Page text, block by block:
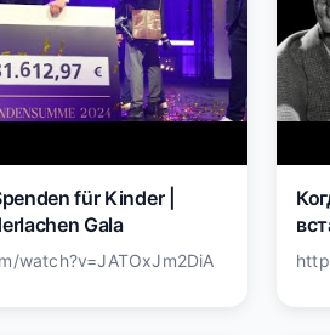
für Kinder |
Gala
watch?v=JATOxJm2DiA